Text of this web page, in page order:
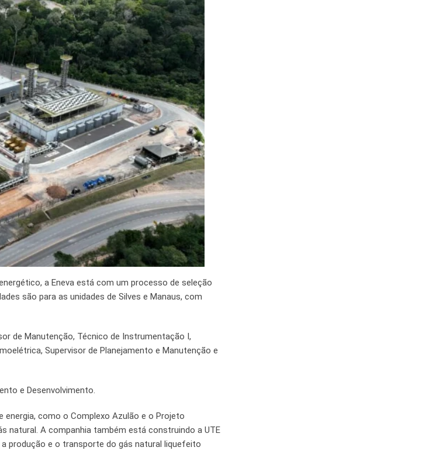
a Eneva está com um processo de seleção
são para as unidades de Silves e Manaus, com
de Manutenção, Técnico de Instrumentação I,
Supervisor de Planejamento e Manutenção e
e Desenvolvimento.
como o Complexo Azulão e o Projeto
natural. A companhia também está construindo a UTE
produção e o transporte do gás natural liquefeito